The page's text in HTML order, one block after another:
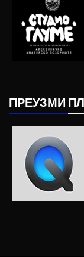
ПРЕУЗМИ